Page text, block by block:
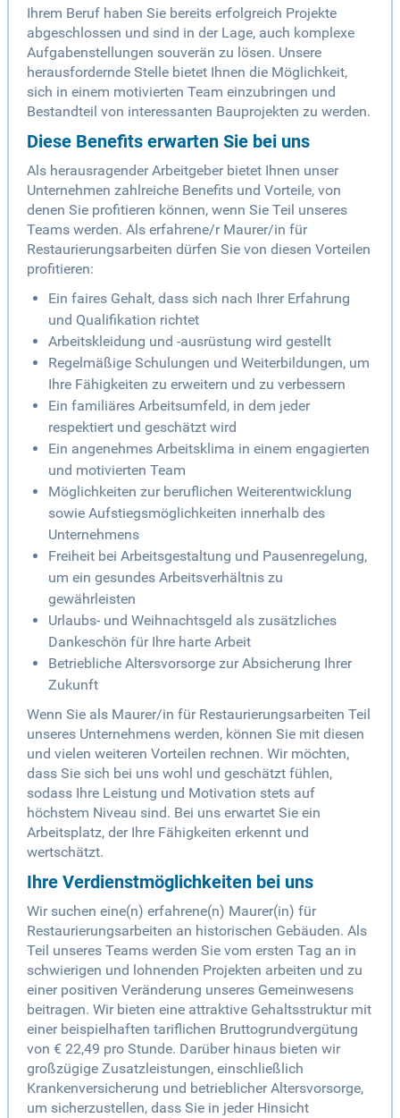
Ihrem Beruf haben Sie bereits erfolgreich Projekte
abgeschlossen und sind in der Lage, auch komplexe
Aufgabenstellungen souverän zu lösen. Unsere
herausfordernde Stelle bietet Ihnen die Möglichkeit,
sich in einem motivierten Team einzubringen und
Bestandteil von interessanten Bauprojekten zu werden.
Diese Benefits erwarten Sie bei uns
Als herausragender Arbeitgeber bietet Ihnen unser
Unternehmen zahlreiche Benefits und Vorteile, von
denen Sie profitieren können, wenn Sie Teil unseres
Teams werden. Als erfahrene/r Maurer/in für
Restaurierungsarbeiten dürfen Sie von diesen Vorteilen
profitieren:
Ein faires Gehalt, dass sich nach Ihrer Erfahrung
und Qualifikation richtet
Arbeitskleidung und -ausrüstung wird gestellt
Regelmäßige Schulungen und Weiterbildungen, um
Ihre Fähigkeiten zu erweitern und zu verbessern
Ein familiäres Arbeitsumfeld, in dem jeder
respektiert und geschätzt wird
Ein angenehmes Arbeitsklima in einem engagierten
und motivierten Team
Möglichkeiten zur beruflichen Weiterentwicklung
sowie Aufstiegsmöglichkeiten innerhalb des
Unternehmens
Freiheit bei Arbeitsgestaltung und Pausenregelung,
um ein gesundes Arbeitsverhältnis zu
gewährleisten
Urlaubs- und Weihnachtsgeld als zusätzliches
Dankeschön für Ihre harte Arbeit
Betriebliche Altersvorsorge zur Absicherung Ihrer
Zukunft
Wenn Sie als Maurer/in für Restaurierungsarbeiten Teil
unseres Unternehmens werden, können Sie mit diesen
und vielen weiteren Vorteilen rechnen. Wir möchten,
dass Sie sich bei uns wohl und geschätzt fühlen,
sodass Ihre Leistung und Motivation stets auf
höchstem Niveau sind. Bei uns erwartet Sie ein
Arbeitsplatz, der Ihre Fähigkeiten erkennt und
wertschätzt.
Ihre Verdienstmöglichkeiten bei uns
Wir suchen eine(n) erfahrene(n) Maurer(in) für
Restaurierungsarbeiten an historischen Gebäuden. Als
Teil unseres Teams werden Sie vom ersten Tag an in
schwierigen und lohnenden Projekten arbeiten und zu
einer positiven Veränderung unseres Gemeinwesens
beitragen. Wir bieten eine attraktive Gehaltsstruktur mit
einer beispielhaften tariflichen Bruttogrundvergütung
von € 22,49 pro Stunde. Darüber hinaus bieten wir
großzügige Zusatzleistungen, einschließlich
Krankenversicherung und betrieblicher Altersvorsorge,
um sicherzustellen, dass Sie in jeder Hinsicht